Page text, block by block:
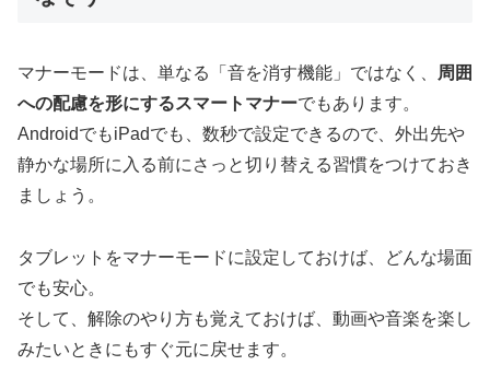
マナーモードは、単なる「音を消す機能」ではなく、
周囲
への配慮を形にするスマートマナーでもあります。
AndroidでもiPadでも、数秒で設定できるので、外出先や
静かな場所に入る前にさっと切り替える習慣をつけておき
ましょう。
タブレットをマナーモードに設定しておけば、どんな場面
でも安心。
そして、解除のやり方も覚えておけば、動画や音楽を楽し
みたいときにもすぐ元に戻せます。